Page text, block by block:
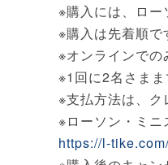
※購入には、ロー
※購入は先着順で
※オンラインでの
※1回に2名さまま
※支払方法は、ク
※ローソン・ミニ
https://l-